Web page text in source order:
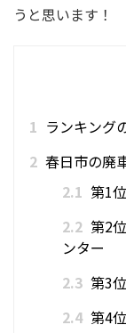
うと思います！
1 ランキング
2 春日市の廃
2.1 第1
2.2 第2
ンター
2.3 第3
2.4 第4